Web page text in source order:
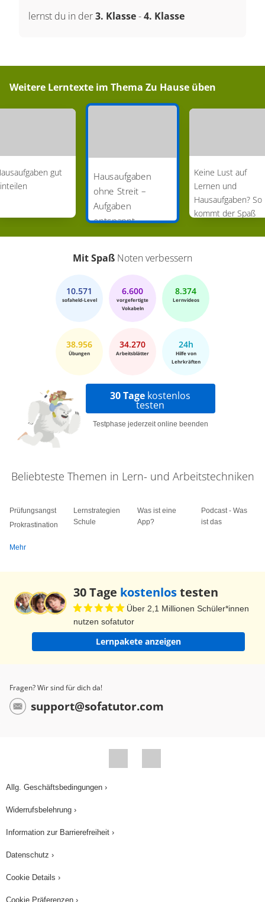
lernst du in der3. Klasse-4. Klasse
Weitere Lerntexte im Thema Zu Hause üben
gut
Hausaufgaben
ohne Streit –
Aufgaben
entspannt
erledigen
Keine Lust auf
Lernen und
Hausaufgaben? So
kommt der Spaß
Mit Spaß Noten verbessern
10.571
sofaheld-Level
6.600
vorgefertigte
Vokabeln
8.374
Lernvideos
38.956
Übungen
34.270
Arbeitsblätter
24h
Hilfe von
Lehrkräften
30 Tage kostenlos
testen
Testphase jederzeit online beenden
Beliebteste Themen in Lern- und Arbeitstechniken
Prüfungsangst
Prokrastination
Lernstrategien
Schule
Was ist eine
App?
Podcast - Was
ist das
Mehr
30 Tage kostenlostesten
Über 2,1 Millionen Schüler*innen
nutzen sofatutor
Lernpakete anzeigen
Fragen? Wir sind für dich da!
support@sofatutor.com
Allg. Geschäftsbedingungen ›
Widerrufsbelehrung ›
Information zur Barrierefreiheit ›
Datenschutz ›
Cookie Details ›
Cookie Präferenzen ›